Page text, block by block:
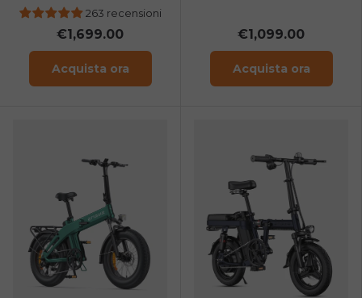
E-Bike
263 recensioni
€1,699.00
Acquista ora
€1,099.00
Acquista ora